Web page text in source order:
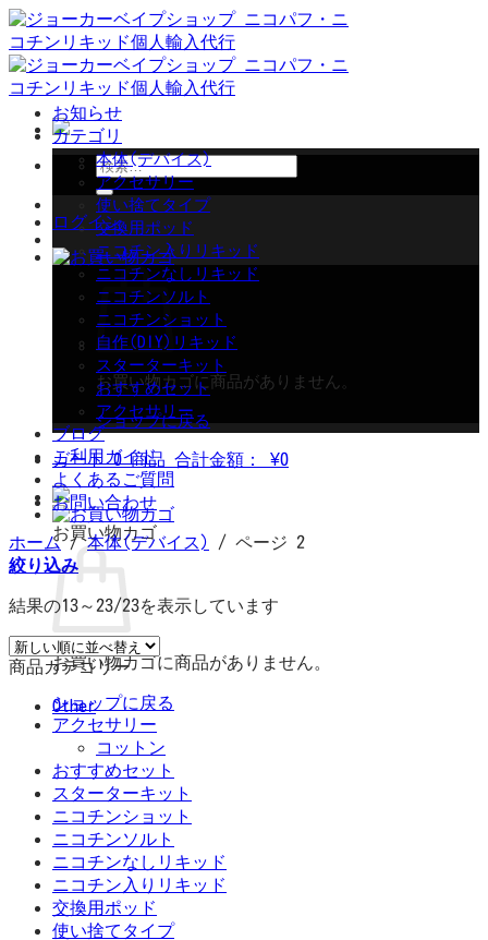
Skip
to
content
検
索
対
象:
ログイン
お買い物カゴに商品がありません。
ショップに戻る
カート0 商品 合計金額： ¥0
お買い物カゴ
お買い物カゴに商品がありません。
ショップに戻る
お知らせ
カテゴリ
本体(デバイス)
アクセサリー
使い捨てタイプ
交換用ポッド
ニコチン入りリキッド
ニコチンなしリキッド
ニコチンソルト
ニコチンショット
自作(DIY)リキッド
スターターキット
おすすめセット
アクセサリー
ブログ
ご利用ガイド
よくあるご質問
お問い合わせ
ホーム / 本体(デバイス) / ページ 2
絞り込み
結果の13～23/23を表示しています
商品カテゴリー
Other
アクセサリー
コットン
おすすめセット
スターターキット
ニコチンショット
ニコチンソルト
ニコチンなしリキッド
ニコチン入りリキッド
交換用ポッド
使い捨てタイプ